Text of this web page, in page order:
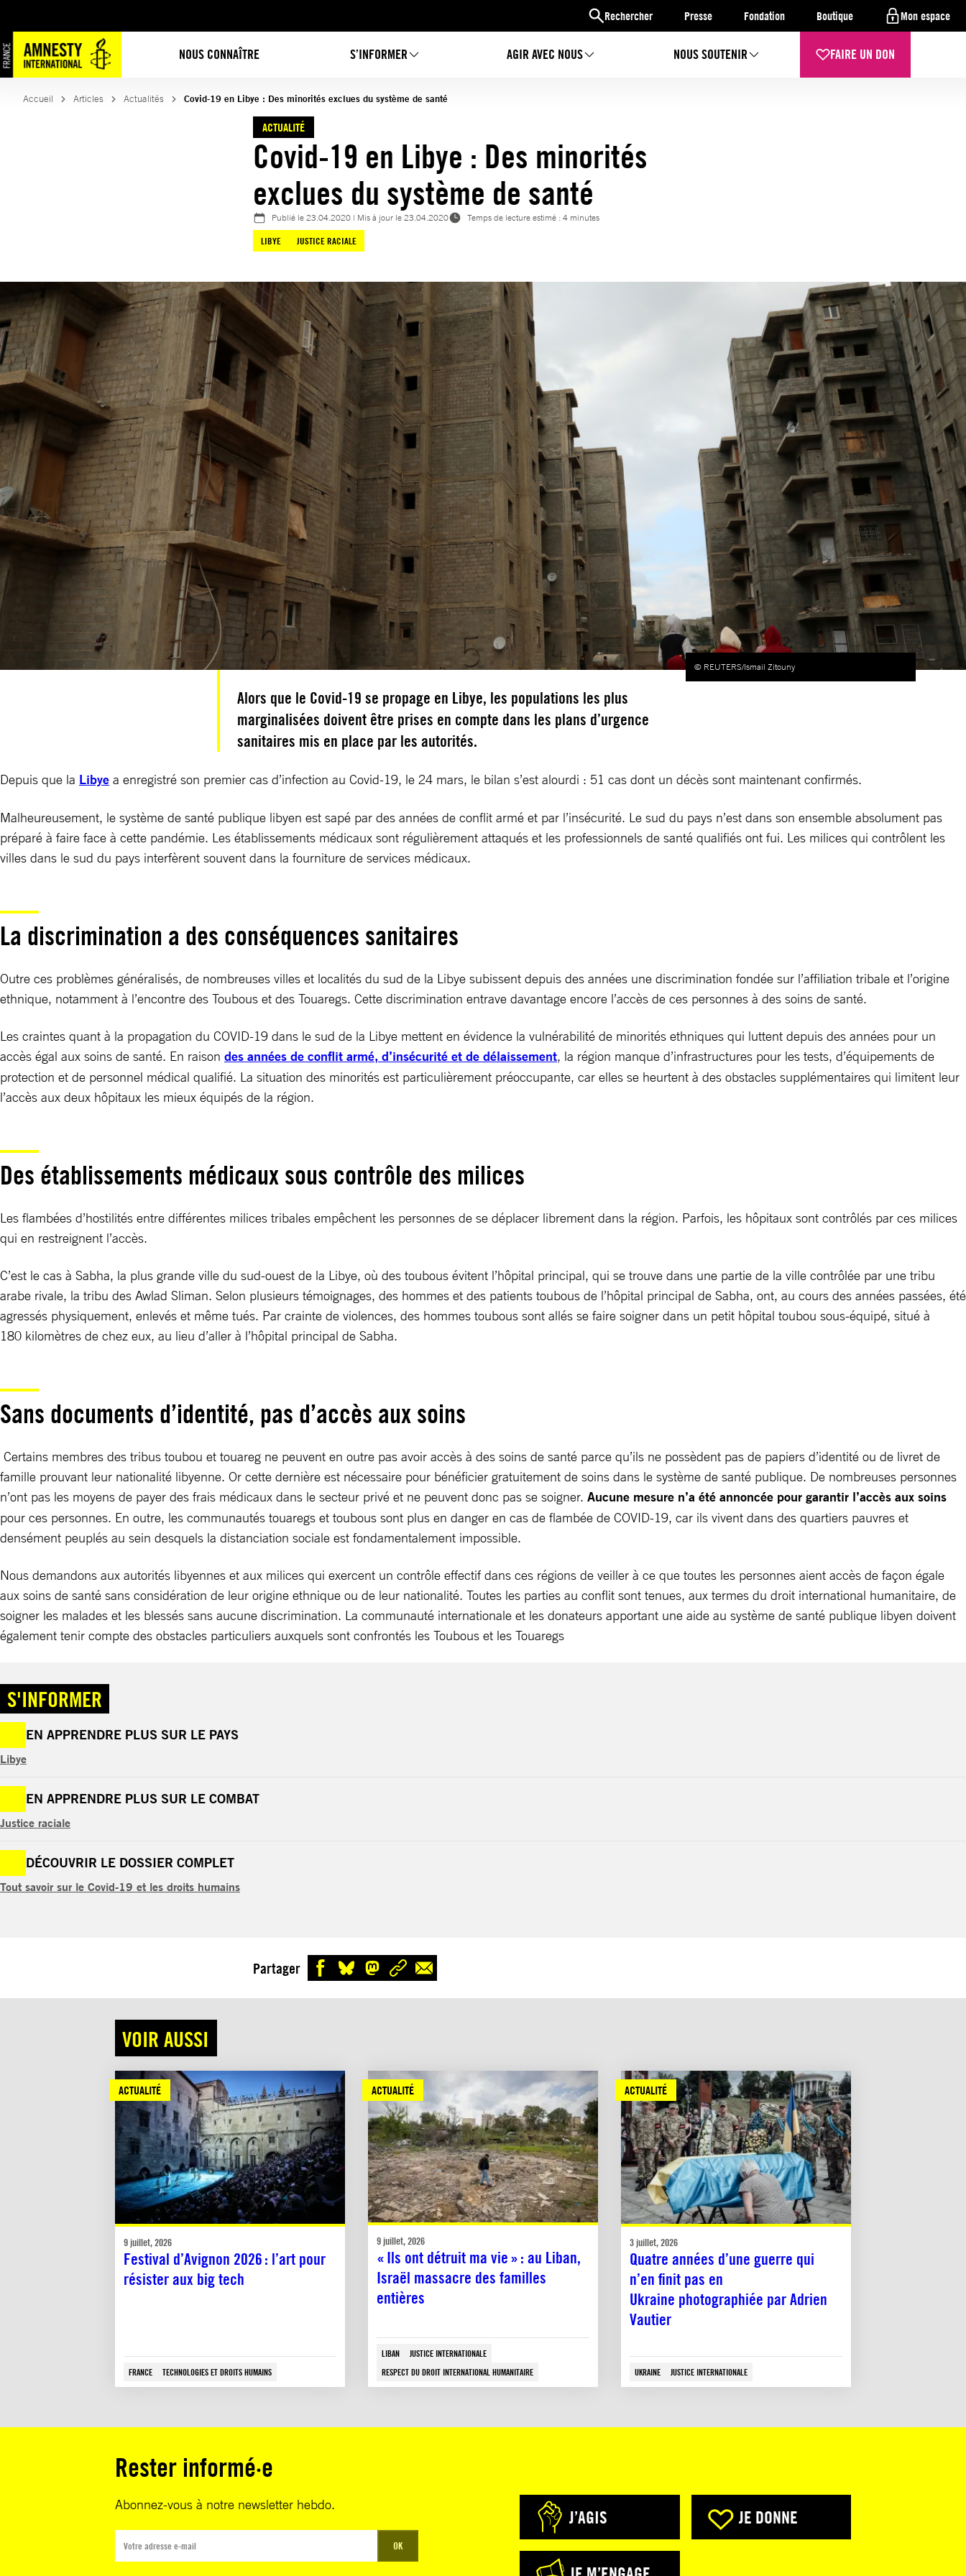
Rechercher Presse Fondation Boutique Mon espace
NOUS CONNAÎTRE S’INFORMER AGIR AVEC NOUS NOUS SOUTENIR FAIRE UN DON
au
contenu
Accueil Articles Actualités Covid-19 en Libye : Des minorités exclues du système de santé
ACTUALITÉ
Covid-19 en Libye : Des minorités
exclues du système de santé
Publié le23.04.2020 | Mis à jour le23.04.2020
Temps de lecture estimé : 4 minutes
LIBYE
JUSTICE RACIALE
© REUTERS/Ismail Zitouny
Alors que le Covid-19 se propage en Libye, les populations les plus
marginalisées doivent être prises en compte dans les plans d’urgence
sanitaires mis en place par les autorités.
Depuis que la Libye a enregistré son premier cas d’infection au Covid-19, le 24 mars, le bilan s’est alourdi : 51 cas dont un décès sont maintenant confirmés.
Malheureusement, le système de santé publique libyen est sapé par des années de conflit armé et par l’insécurité. Le sud du pays n’est dans son ensemble absolument pas
préparé à faire face à cette pandémie. Les établissements médicaux sont régulièrement attaqués et les professionnels de santé qualifiés ont fui. Les milices qui contrôlent les
villes dans le sud du pays interfèrent souvent dans la fourniture de services médicaux.
La discrimination a des conséquences sanitaires
Outre ces problèmes généralisés, de nombreuses villes et localités du sud de la Libye subissent depuis des années une discrimination fondée sur l’affiliation tribale et l’origine
ethnique, notamment à l’encontre des Toubous et des Touaregs. Cette discrimination entrave davantage encore l’accès de ces personnes à des soins de santé.
Les craintes quant à la propagation du COVID-19 dans le sud de la Libye mettent en évidence la vulnérabilité de minorités ethniques qui luttent depuis des années pour un
accès égal aux soins de santé. En raison des années de conflit armé, d’insécurité et de délaissement, la région manque d’infrastructures pour les tests, d’équipements de
protection et de personnel médical qualifié. La situation des minorités est particulièrement préoccupante, car elles se heurtent à des obstacles supplémentaires qui limitent leur
l’accès aux deux hôpitaux les mieux équipés de la région.
Des établissements médicaux sous contrôle des milices
Les flambées d’hostilités entre différentes milices tribales empêchent les personnes de se déplacer librement dans la région. Parfois, les hôpitaux sont contrôlés par ces milices
qui en restreignent l’accès.
C’est le cas à Sabha, la plus grande ville du sud-ouest de la Libye, où des toubous évitent l’hôpital principal, qui se trouve dans une partie de la ville contrôlée par une tribu
arabe rivale, la tribu des Awlad Sliman. Selon plusieurs témoignages, des hommes et des patients toubous de l’hôpital principal de Sabha, ont, au cours des années passées, été
agressés physiquement, enlevés et même tués. Par crainte de violences, des hommes toubous sont allés se faire soigner dans un petit hôpital toubou sous-équipé, situé à
180 kilomètres de chez eux, au lieu d’aller à l’hôpital principal de Sabha.
Sans documents d’identité, pas d’accès aux soins
Certains membres des tribus toubou et touareg ne peuvent en outre pas avoir accès à des soins de santé parce qu’ils ne possèdent pas de papiers d’identité ou de livret de
famille prouvant leur nationalité libyenne. Or cette dernière est nécessaire pour bénéficier gratuitement de soins dans le système de santé publique. De nombreuses personnes
n’ont pas les moyens de payer des frais médicaux dans le secteur privé et ne peuvent donc pas se soigner. Aucune mesure n’a été annoncée pour garantir l’accès aux soins
pour ces personnes. En outre, les communautés touaregs et toubous sont plus en danger en cas de flambée de COVID-19, car ils vivent dans des quartiers pauvres et
densément peuplés au sein desquels la distanciation sociale est fondamentalement impossible.
Nous demandons aux autorités libyennes et aux milices qui exercent un contrôle effectif dans ces régions de veiller à ce que toutes les personnes aient accès de façon égale
aux soins de santé sans considération de leur origine ethnique ou de leur nationalité. Toutes les parties au conflit sont tenues, aux termes du droit international humanitaire, de
soigner les malades et les blessés sans aucune discrimination. La communauté internationale et les donateurs apportant une aide au système de santé publique libyen doivent
également tenir compte des obstacles particuliers auxquels sont confrontés les Toubous et les Touaregs
S'INFORMER
EN APPRENDRE PLUS SUR LE PAYS
Libye
EN APPRENDRE PLUS SUR LE COMBAT
Justice raciale
DÉCOUVRIR LE DOSSIER COMPLET
Tout savoir sur le Covid-19 et les droits humains
Partager
VOIR AUSSI
ACTUALITÉ
9 juillet, 2026
Festival d’Avignon 2026 : l’art pour
résister aux big tech
FRANCE TECHNOLOGIES ET DROITS HUMAINS
ACTUALITÉ
9 juillet, 2026
« Ils ont détruit ma vie » : au Liban,
Israël massacre des familles
entières
LIBAN
JUSTICE INTERNATIONALE
RESPECT DU DROIT INTERNATIONAL HUMANITAIRE
ACTUALITÉ
3 juillet, 2026
Quatre années d’une guerre qui
n’en finit pas en
Ukraine photographiée par Adrien
Vautier
UKRAINE JUSTICE INTERNATIONALE
Rester informé·e
Abonnez-vous à notre newsletter hebdo.
OK
J’AGIS JE DONNE